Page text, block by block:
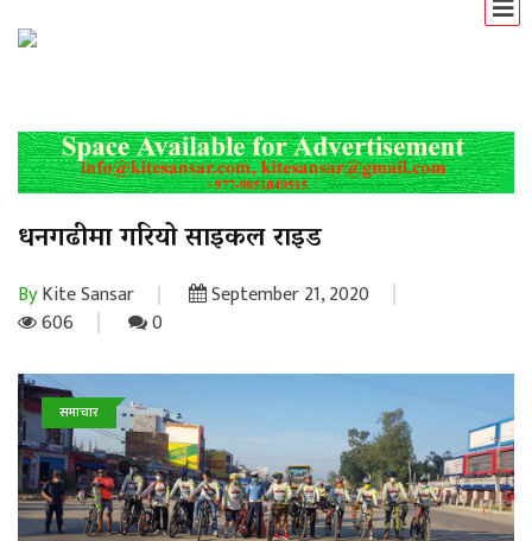
धनगढीमा गरियो साइकल राइड
ByKite Sansar
September 21, 2020
606
0
समाचार